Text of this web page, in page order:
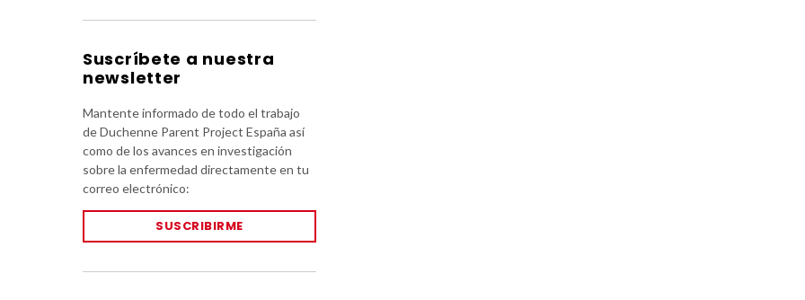
Suscríbete a nuestra
newsletter
Mantente informado de todo el trabajo
de Duchenne Parent Project España así
como de los avances en investigación
sobre la enfermedad directamente en tu
correo electrónico:
SUSCRIBIRME